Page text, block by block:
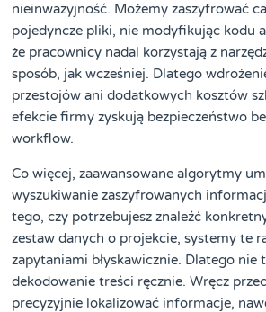
nieinwazyjność. Możemy zaszyfrować
pojedyncze pliki, nie modyfikując kodu
że pracownicy nadal korzystają z
sposób, jak wcześniej. Dlatego
przestojów ani dodatkowych kosztów
efekcie firmy zyskują bezpieczeństwo
workflow.
Co więcej, zaawansowane algorytmy
wyszukiwanie zaszyfrowanych
tego, czy potrzebujesz znaleźć
zestaw danych o projekcie, systemy te
zapytaniami błyskawicznie. Dlatego nie
dekodowanie treści ręcznie. Wręcz
precyzyjnie lokalizować informacje,